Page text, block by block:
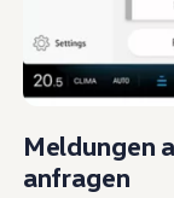
Meldungen
anfragen